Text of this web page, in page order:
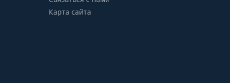
Карта сайта